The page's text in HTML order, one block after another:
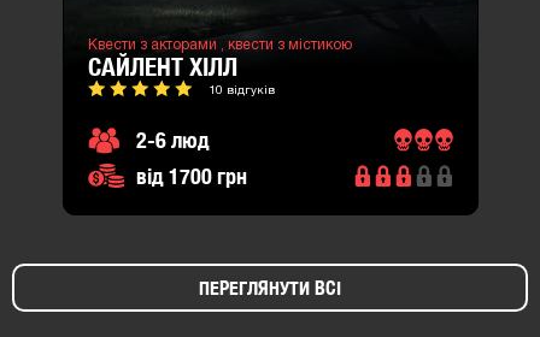
Квести з акторами , квести з містикою
САЙЛЕНТ ХІЛЛ
10 відгуків
2-6 люд
від 1700 грн
ПЕРЕГЛЯНУТИ ВСІ